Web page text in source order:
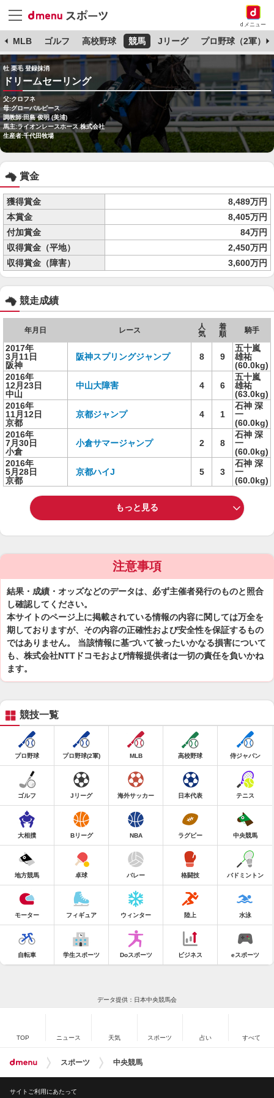
dメニュー
MLB ゴルフ 高校野球 競馬 Jリーグ プロ野球（2軍）
牡 栗毛 登録抹消
ドリームセーリング
父:クロフネ
母:グローバルピース
調教師:田島 俊明 (美浦)
馬主:ライオンレースホース 株式会社
生産者:千代田牧場
賞金
獲得賞金
8,489万円
本賞金
8,405万円
付加賞金
84万円
収得賞金（平地）
2,450万円
収得賞金（障害）
3,600万円
競走成績
年月日 レース
人
気
着
順
騎手
2017年
3月11日
阪神
阪神スプリングジャンプ 8 9
五十嵐
雄祐
(60.0kg)
2016年
12月23日
中山
中山大障害 4 6
五十嵐
雄祐
(63.0kg)
2016年
11月12日
京都
京都ジャンプ 4 1
石神 深
一
(60.0kg)
2016年
7月30日
小倉
小倉サマージャンプ 2 8
石神 深
一
(60.0kg)
2016年
5月28日
京都
京都ハイJ 5 3
石神 深
一
(60.0kg)
もっと見る
注意事項
結果・成績・オッズなどのデータは、必ず主催者発行のものと照合
し確認してください。
本サイトのページ上に掲載されている情報の内容に関しては万全を
期しておりますが、その内容の正確性および安全性を保証するもの
ではありません。 当該情報に基づいて被ったいかなる損害について
も、株式会社NTTドコモおよび情報提供者は一切の責任を負いかね
ます。
競技一覧
プロ野球 プロ野球(2軍) MLB 高校野球 侍ジャパン
ゴルフ Jリーグ 海外サッカー 日本代表 テニス
大相撲 Bリーグ NBA ラグビー 中央競馬
地方競馬 卓球 バレー 格闘技 バドミントン
モーター フィギュア ウィンター 陸上 水泳
自転車 学生スポーツ Doスポーツ ビジネス eスポーツ
データ提供：日本中央競馬会
TOP ニュース 天気 スポーツ 占い すべて
スポーツ 中央競馬
サイトご利用にあたって